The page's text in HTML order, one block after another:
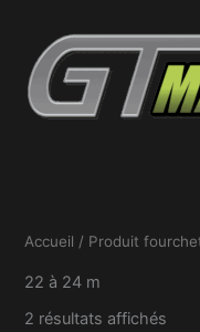
contenu
Accueil / Produit
22 à 24 m
2 résultats affichés